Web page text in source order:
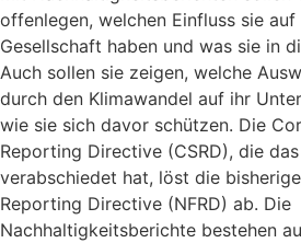
offenlegen, welchen Einfluss sie
Gesellschaft haben und was sie in
Auch sollen sie zeigen, welche
durch den Klimawandel auf ihr
wie sie sich davor schützen. Die
Reporting Directive (CSRD), die
verabschiedet hat, löst die
Reporting Directive (NFRD) ab. Die
Nachhaltigkeitsberichte bestehen